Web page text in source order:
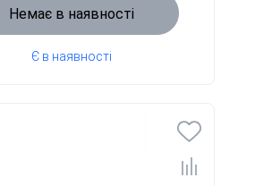
Немає в наявності
Є в наявності